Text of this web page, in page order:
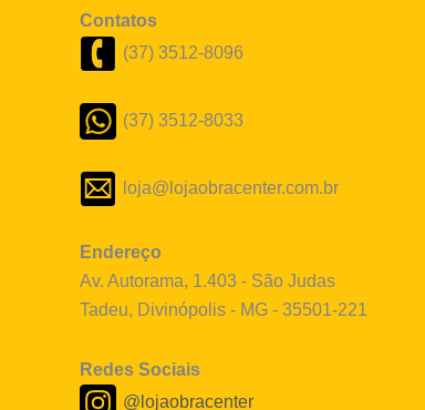
Contatos
(37) 3512-8096
(37) 3512-8033
loja@lojaobracenter.com.br
Endereço
Av. Autorama, 1.403 - São Judas
Tadeu, Divinópolis - MG - 35501-221
Redes Sociais
@lojaobracenter